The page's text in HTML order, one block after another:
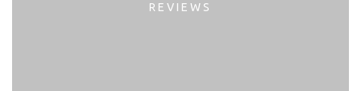
REVIEWS